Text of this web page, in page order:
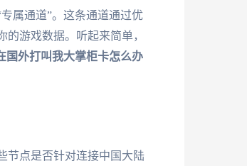
属通道”。这条通道通过优
游戏数据。听起来简单，
国外打叫我大掌柜卡怎么办
节点是否针对连接中国大陆